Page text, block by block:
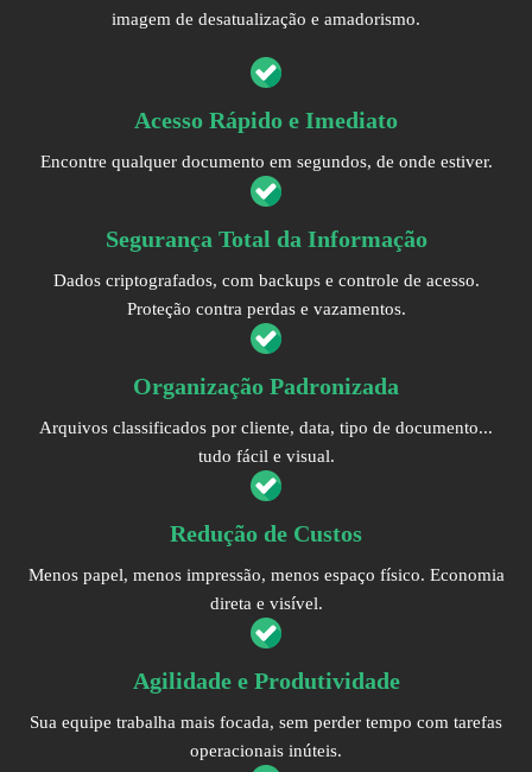
imagem de desatualização e amadorismo.
Acesso Rápido e Imediato
Encontre qualquer documento em segundos, de onde estiver.
Segurança Total da Informação
Dados criptografados, com backups e controle de acesso.
Proteção contra perdas e vazamentos.
Organização Padronizada
Arquivos classificados por cliente, data, tipo de documento...
tudo fácil e visual.
Redução de Custos
Menos papel, menos impressão, menos espaço físico. Economia
direta e visível.
Agilidade e Produtividade
Sua equipe trabalha mais focada, sem perder tempo com tarefas
operacionais inúteis.